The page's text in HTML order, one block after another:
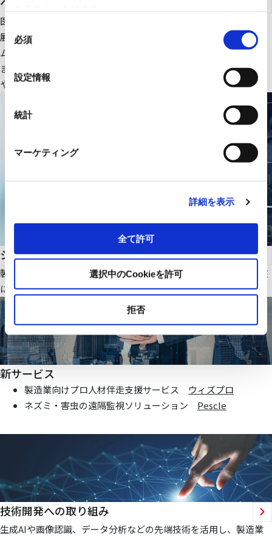
同
意
の
選
択
必須
設定情報
統計
マーケティング
詳細を表示
全て許可
選択中のCookieを許可
拒否
医療ＩＴ・ＤＸ関連のＩＴ機器、大型医療機器周辺設備を中心に
展開。さらにＲＹＯＤＥＮオリジナルの医療画像一元管理システ
ムの販売をはじめ、医療機関の様々な課題解決に貢献します。
また、幅広いパートナーシップで、最適な医療ITソリューション
や機器・設備を提供します。
システムインテグレーション
製造業・ファシリティ分野で当社オリジナルのIoTシステムを基盤
にお客様価値向上に貢献する仕組みを提供いたします
新サービス
製造業向けプロ人材伴走支援サービス ウィズプロ
ネズミ・害虫の遠隔監視ソリューション Pescle
技術開発への取り組み
生成AIや画像認識、データ分析などの先端技術を活用し、製造業